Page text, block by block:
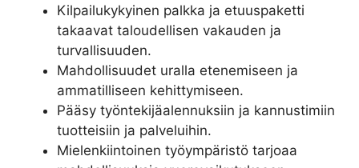
Kilpailukykyinen palkka ja etuuspaketti
takaavat taloudellisen vakauden ja
turvallisuuden.
Mahdollisuudet uralla etenemiseen ja
ammatilliseen kehittymiseen.
Pääsy työntekijäalennuksiin ja kannustimiin
tuotteisiin ja palveluihin.
Mielenkiintoinen työympäristö tarjoaa